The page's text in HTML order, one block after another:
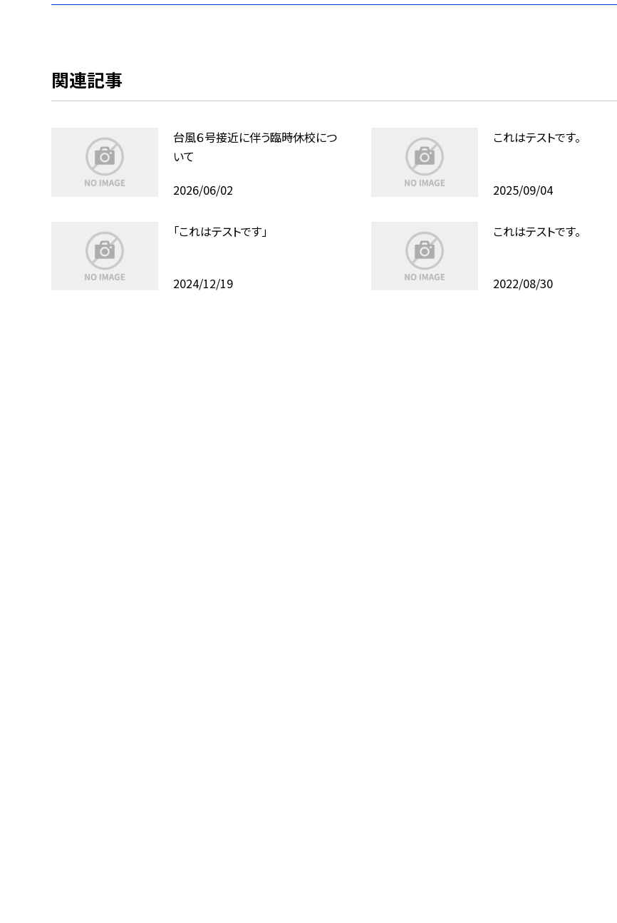
関連記事
台風６号接近に伴う臨時休校につ
いて
2026/06/02
これはテストです。
2025/09/04
「これはテストです」
2024/12/19
これはテストです。
2022/08/30